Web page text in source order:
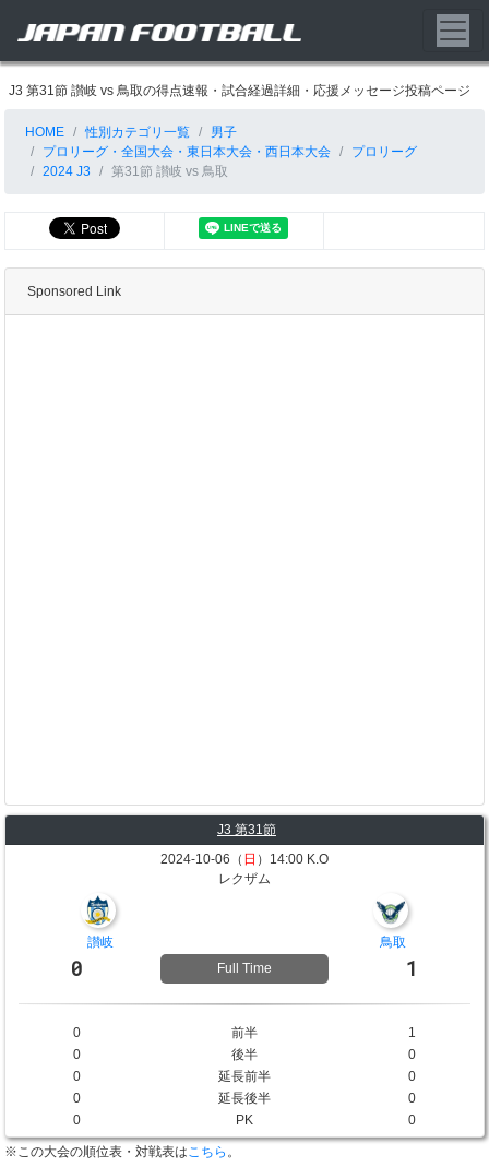
J3 第31節 讃岐 vs 鳥取の得点速報・試合経過詳細・応援メッセージ投稿ページ
HOME 性別カテゴリ一覧
男子
プロリーグ・全国大会・東日本大会・西日本大会
プロリーグ
2024 J3
第31節 讃岐 vs 鳥取
Sponsored Link
J3 第31節
2024-10-06（ 日 ）14:00 K.O
レクザム
讃岐 鳥取
0 Full Time 1
0 前半
1
0
後半
0
0
延長前半
0
0
延長後半
0
0
PK 0
※この大会の順位表・対戦表はこちら 。